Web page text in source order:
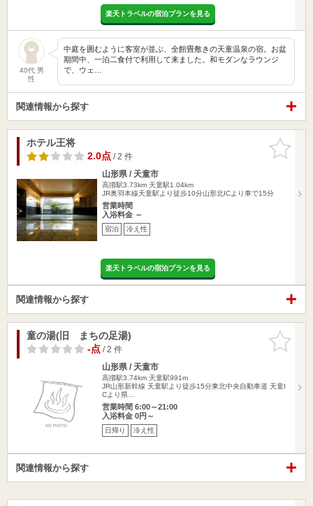
楽天トラベルの宿泊プランを見る
40代 男
性
中庭を囲むように客室が並ぶ、全館畳敷きの天童温泉の宿。お盆
期間中、一泊二食付で利用して来ました。和モダンなラウンジ
で、ウェ…
関連情報から探す
お気に入
りに追加
ホテル王将
2.0点/ 2 件
山形県 / 天童市
高擶駅3.73km 天童駅1.04km
JR奥羽本線天童駅より徒歩10分山形北ICより車で15分
営業時間
入浴料金 ～
宿泊 冷え性
楽天トラベルの宿泊プランを見る
関連情報から探す
お気に入
りに追加
童の湯(旧 まちの足湯)
-点/ 2 件
山形県 / 天童市
高擶駅3.74km 天童駅991m
JR山形新幹線 天童駅より徒歩15分東北中央自動車道 天童I
Cより県…
営業時間 6:00～21:00
入浴料金 0円～
日帰り 冷え性
関連情報から探す